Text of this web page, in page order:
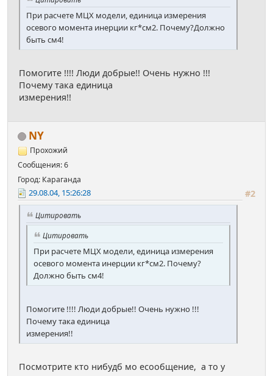
При расчете МЦХ модели, единица измерения
осевого момента инерции кг*см2. Почему?Должно
быть см4!
Помогите !!!! Люди добрые!! Очень нужно !!!
Почему така единица
измерения!!
NY
Прохожий
Сообщения: 6
Город: Караганда
#2
29.08.04, 15:26:28
Цитировать
Цитировать
При расчете МЦХ модели, единица измерения
осевого момента инерции кг*см2. Почему?
Должно быть см4!
Помогите !!!! Люди добрые!! Очень нужно !!!
Почему така единица
измерения!!
Посмотрите кто нибудб мо есообщение, а то у